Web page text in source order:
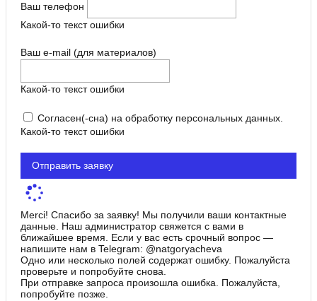
Ваш телефон
Какой-то текст ошибки
Ваш e-mail (для материалов)
Какой-то текст ошибки
Согласен(-сна) на обработку персональных данных.
Какой-то текст ошибки
Отправить заявку
Merci! Спасибо за заявку! Мы получили ваши контактные
данные. Наш администратор свяжется с вами в
ближайшее время. Если у вас есть срочный вопрос —
напишите нам в Telegram: @natgoryacheva
Одно или несколько полей содержат ошибку. Пожалуйста
проверьте и попробуйте снова.
При отправке запроса произошла ошибка. Пожалуйста,
попробуйте позже.